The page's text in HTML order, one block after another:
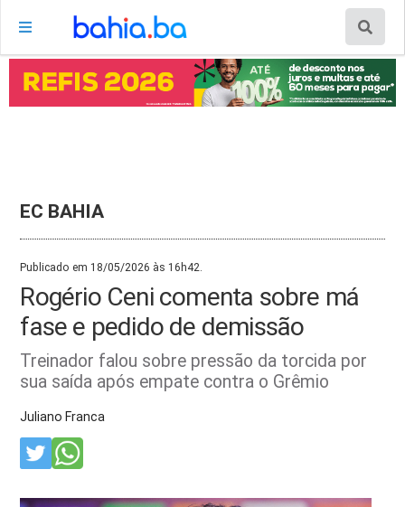
EC BAHIA
Publicado em 18/05/2026 às 16h42.
Rogério Ceni comenta sobre má
fase e pedido de demissão
Treinador falou sobre pressão da torcida por
sua saída após empate contra o Grêmio
Juliano Franca